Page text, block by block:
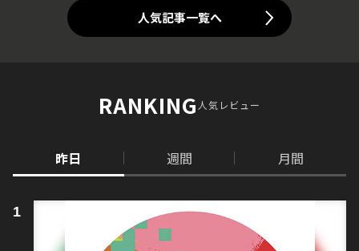
人気記事一覧へ
RANKING人気レビュー
昨日 週間 月間